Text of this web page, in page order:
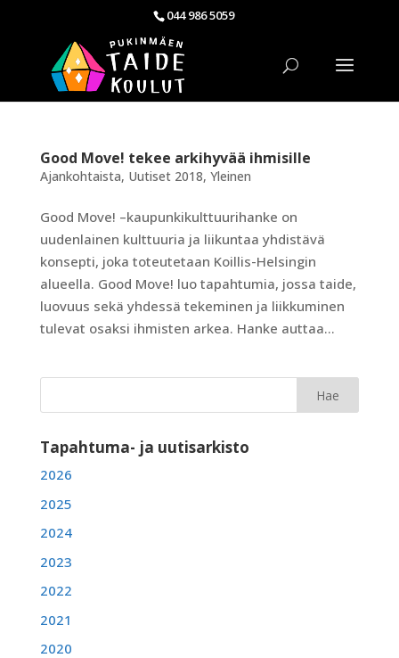
044 986 5059
Good Move! tekee arkihyvää ihmisille
Ajankohtaista, Uutiset 2018, Yleinen
Good Move! –kaupunkikulttuurihanke on
uudenlainen kulttuuria ja liikuntaa yhdistävä
konsepti, joka toteutetaan Koillis-Helsingin
alueella. Good Move! luo tapahtumia, jossa taide,
luovuus sekä yhdessä tekeminen ja liikkuminen
tulevat osaksi ihmisten arkea. Hanke auttaa...
Tapahtuma- ja uutisarkisto
2026
2025
2024
2023
2022
2021
2020